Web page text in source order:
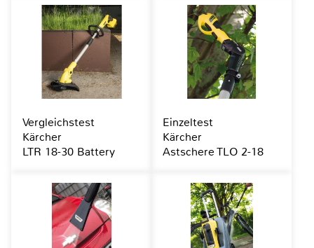
Vergleichstest
Kärcher
LTR 18-30 Battery
Einzeltest
Kärcher
Astschere TLO 2-18